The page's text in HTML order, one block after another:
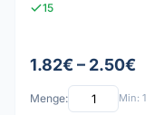
15
1.82€ – 2.50€
Menge: Min: 1